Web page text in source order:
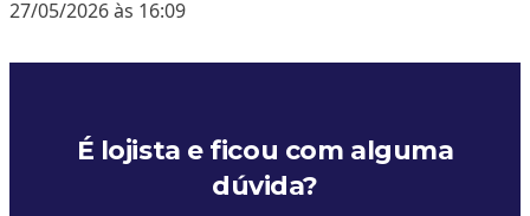
27/05/2026 às 16:09
É lojista e ficou com alguma
dúvida?